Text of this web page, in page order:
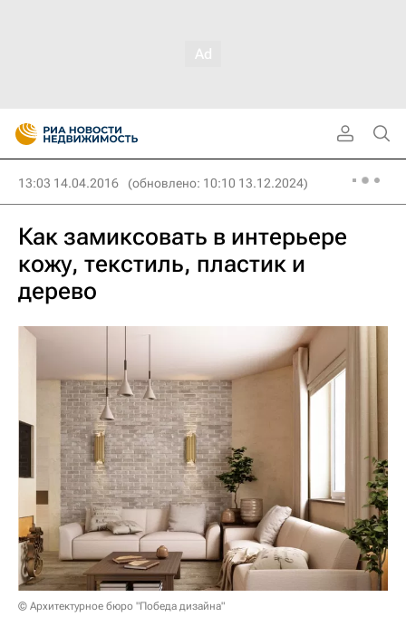
13:03 14.04.2016 (обновлено: 10:10 13.12.2024)
Как замиксовать в интерьере
кожу, текстиль, пластик и
дерево
© Архитектурное бюро "Победа дизайна"